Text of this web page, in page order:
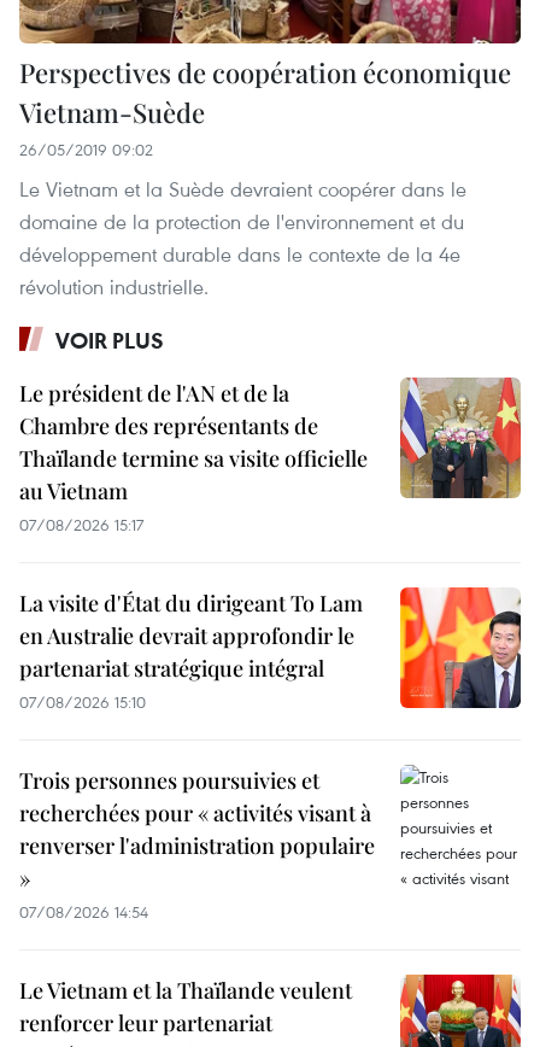
Perspectives de coopération économique
Vietnam-Suède
26/05/2019 09:02
Le Vietnam et la Suède devraient coopérer dans le
domaine de la protection de l'environnement et du
développement durable dans le contexte de la 4e
révolution industrielle.
VOIR PLUS
Le président de l'AN et de la
Chambre des représentants de
Thaïlande termine sa visite officielle
au Vietnam
07/08/2026 15:17
La visite d'État du dirigeant To Lam
en Australie devrait approfondir le
partenariat stratégique intégral
07/08/2026 15:10
Trois personnes poursuivies et
recherchées pour « activités visant à
renverser l'administration populaire
»
07/08/2026 14:54
Le Vietnam et la Thaïlande veulent
renforcer leur partenariat